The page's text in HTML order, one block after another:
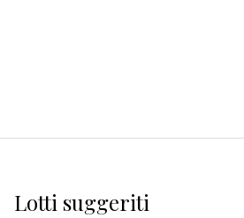
Lotti suggeriti